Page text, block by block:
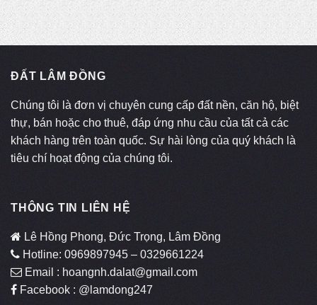
ĐẤT LÂM ĐỒNG
Chúng tôi là đơn vị chuyên cung cấp đất nền, căn hộ, biệt
thự, bán hoặc cho thuê, đáp ứng nhu cầu của tất cả các
khách hàng trên toàn quốc. Sự hài lòng của quý khách là
tiêu chí hoạt động của chúng tôi.
THÔNG TIN LIÊN HỆ
Lê Hồng Phong, Đức Trọng, Lâm Đồng
Hotline: 0969897945 – 0329661224
Email : hoangnh.dalat@gmail.com
Facebook : @lamdong247